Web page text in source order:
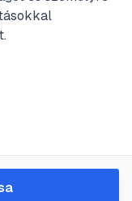
a
víz